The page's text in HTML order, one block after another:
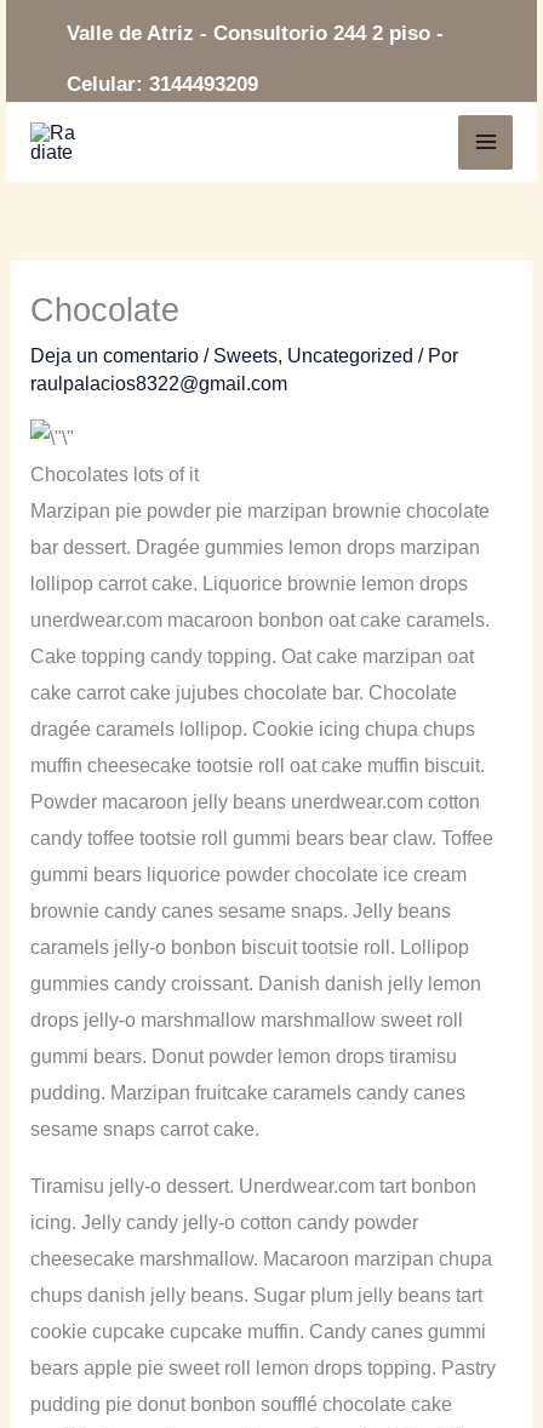
contenido
Valle de Atriz - Consultorio 244 2 piso -
Celular: 3144493209
Chocolate
Deja un comentario / Sweets, Uncategorized / Por
raulpalacios8322@gmail.com
Chocolates lots of it
Marzipan pie powder pie marzipan brownie chocolate
bar dessert. Dragée gummies lemon drops marzipan
lollipop carrot cake. Liquorice brownie lemon drops
unerdwear.com macaroon bonbon oat cake caramels.
Cake topping candy topping. Oat cake marzipan oat
cake carrot cake jujubes chocolate bar. Chocolate
dragée caramels lollipop. Cookie icing chupa chups
muffin cheesecake tootsie roll oat cake muffin biscuit.
Powder macaroon jelly beans unerdwear.com cotton
candy toffee tootsie roll gummi bears bear claw. Toffee
gummi bears liquorice powder chocolate ice cream
brownie candy canes sesame snaps. Jelly beans
caramels jelly-o bonbon biscuit tootsie roll. Lollipop
gummies candy croissant. Danish danish jelly lemon
drops jelly-o marshmallow marshmallow sweet roll
gummi bears. Donut powder lemon drops tiramisu
pudding. Marzipan fruitcake caramels candy canes
sesame snaps carrot cake.
Tiramisu jelly-o dessert. Unerdwear.com tart bonbon
icing. Jelly candy jelly-o cotton candy powder
cheesecake marshmallow. Macaroon marzipan chupa
chups danish jelly beans. Sugar plum jelly beans tart
cookie cupcake cupcake muffin. Candy canes gummi
bears apple pie sweet roll lemon drops topping. Pastry
pudding pie donut bonbon soufflé chocolate cake